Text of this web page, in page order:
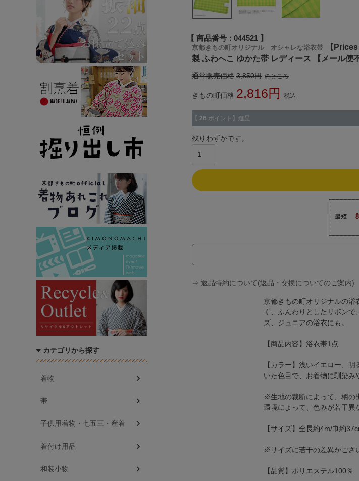
商品番号 044521
京都きもの町オリジナル オシャレな浴衣帯
【
製 ふわへこ ゆかた帯 レディース 【メール便
通常販売価格 3,850 のところ
きもの町価格 2,816 税込
【 26 ポイント】進呈
残りわずかです。
⇒ 返品特約について(返品・交換についてのご案内)
京都きもの町オリジナルの
く、ふんわりとしたリボン
ズ、ジュニアの浴衣にも。
【商品内容】浴衣帯1点
【カラー】浅いイエロー、
いた色目で、お着物に馴染み
※生地の裁断によって、柄の
環境によって、色みが若干異
【サイズ】全長約4m/巾約
※サイズに若干の差異がござ
【品質】ポリエステル100％
カテゴリから探す
着物
帯
子供用着物・七五三・産着
着付け用品
和装小物